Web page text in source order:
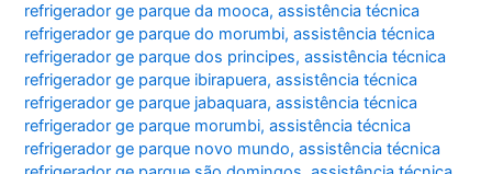
refrigerador ge parque da mooca,assistência técnica
refrigerador ge parque do morumbi,assistência técnica
refrigerador ge parque dos principes,assistência técnica
refrigerador ge parque ibirapuera,assistência técnica
refrigerador ge parque jabaquara,assistência técnica
refrigerador ge parque morumbi,assistência técnica
refrigerador ge parque novo mundo,assistência técnica